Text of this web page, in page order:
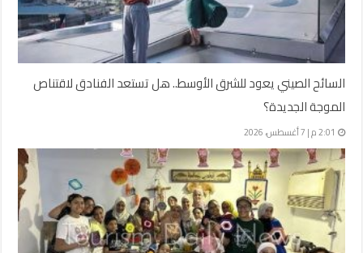
السائح الصيني يعود للشرق الأوسط.. هل تستعد الفنادق لاقتناص
الموجة الجديدة؟
2:01 م | 7 أغسطس، 2026